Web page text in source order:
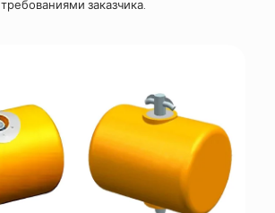
требованиями заказчика.